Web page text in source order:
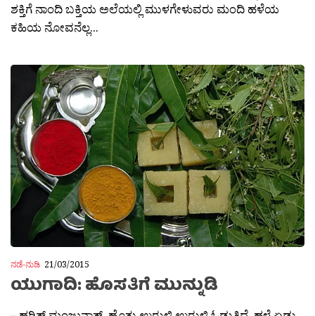
ಶಕ್ತಿಗೆ ನಾಂದಿ ಬಕ್ತಿಯ ಅಲೆಯಲ್ಲಿ ಮುಳಗೇಳುವರು ಮಂದಿ ಹಳೆಯ
ಕಹಿಯ ನೋವನೆಲ್ಲ...
ನಡೆ-ನುಡಿ 21/03/2015
ಯುಗಾದಿ: ಹೊಸತಿಗೆ ಮುನ್ನುಡಿ